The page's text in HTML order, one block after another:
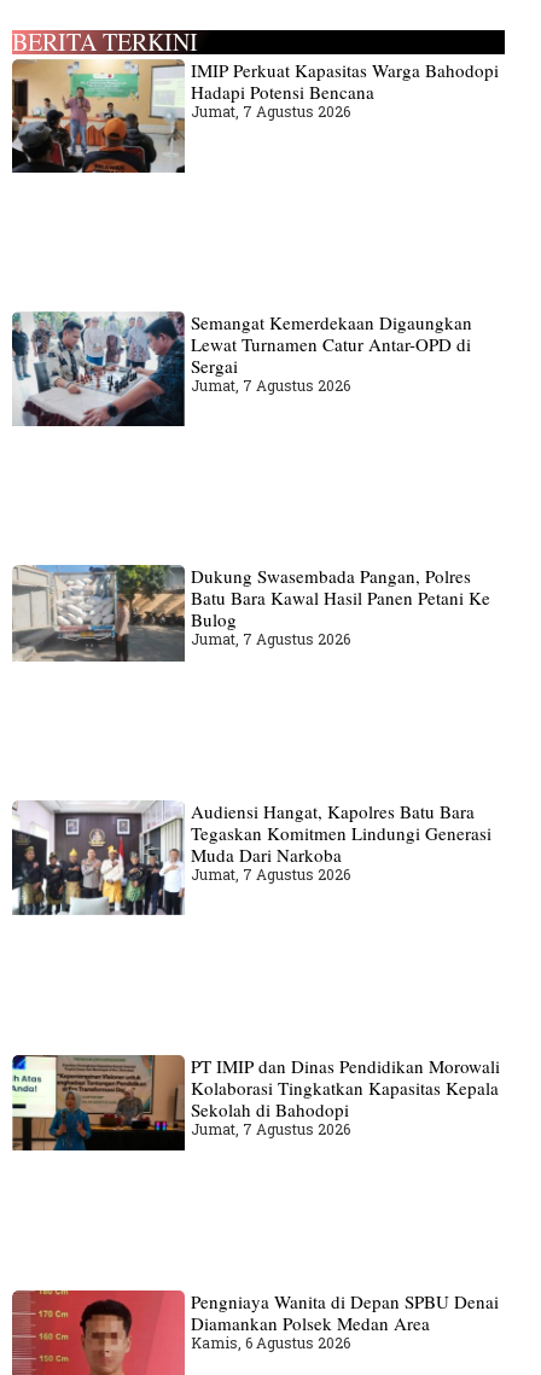
BERITA TERKINI
IMIP Perkuat Kapasitas Warga Bahodopi
Hadapi Potensi Bencana
Jumat, 7 Agustus 2026
Semangat Kemerdekaan Digaungkan
Lewat Turnamen Catur Antar-OPD di
Sergai
Jumat, 7 Agustus 2026
Dukung Swasembada Pangan, Polres
Batu Bara Kawal Hasil Panen Petani Ke
Bulog
Jumat, 7 Agustus 2026
Audiensi Hangat, Kapolres Batu Bara
Tegaskan Komitmen Lindungi Generasi
Muda Dari Narkoba
Jumat, 7 Agustus 2026
PT IMIP dan Dinas Pendidikan Morowali
Kolaborasi Tingkatkan Kapasitas Kepala
Sekolah di Bahodopi
Jumat, 7 Agustus 2026
Pengniaya Wanita di Depan SPBU Denai
Diamankan Polsek Medan Area
Kamis, 6 Agustus 2026